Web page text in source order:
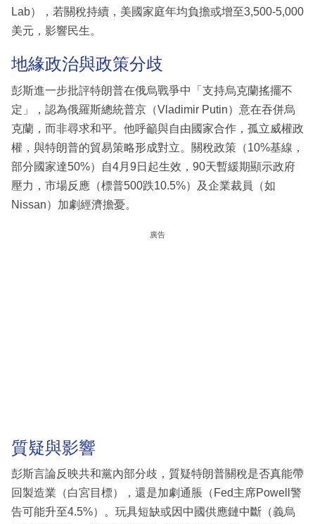
Lab），若關稅持續，美國家庭年均負擔或增至3,500-5,000
美元，影響民生。
地緣政治與政策分歧
彭斯進一步批評特朗普在俄烏戰爭中「支持烏克蘭搖擺不
定」，認為俄羅斯總統普京（Vladimir Putin）意在吞併烏
克蘭，而非尋求和平。他呼籲與自由國家合作，孤立威權政
權，與特朗普的貿易策略形成對立。關稅政策（10%基線，
部分國家達50%）自4月9日起生效，90天暫緩期顯示政府
壓力，市場反應（標普500跌10.5%）及企業裁員（如
Nissan）加劇經濟擔憂。
廣告
質疑與影響
彭斯言論反映共和黨內部分歧，質疑特朗普關稅是否真能帶
回製造業（白宮目標），還是加劇通脹（Fed主席Powell警
告可能升至4.5%）。玩具短缺或因中國供應鏈中斷（義烏